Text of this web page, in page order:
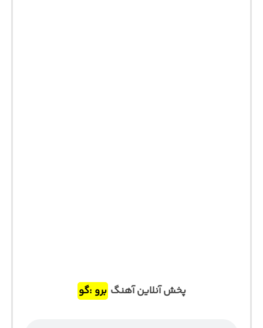
پخش آنلاین آهنگ برو :گو